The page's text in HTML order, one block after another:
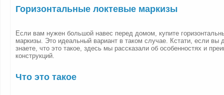
Горизонтальные локтевые маркизы
Если вам нужен большой навес перед домом, купите
маркизы. Это идеальный вариант в таком случае. Кстати, если вы
знаете, что это такое, здесь мы рассказали об особенностях и
конструкций.
Что это такое